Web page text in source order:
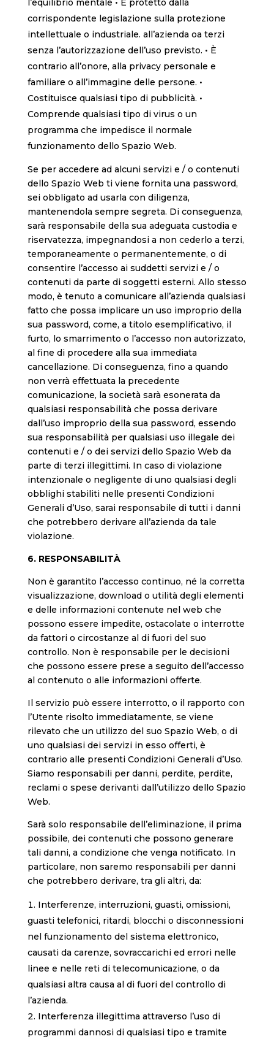
l’equilibrio mentale • È protetto dalla
corrispondente legislazione sulla protezione
intellettuale o industriale. all’azienda oa terzi
senza l’autorizzazione dell’uso previsto. • È
contrario all’onore, alla privacy personale e
familiare o all’immagine delle persone. •
Costituisce qualsiasi tipo di pubblicità. •
Comprende qualsiasi tipo di virus o un
programma che impedisce il normale
funzionamento dello Spazio Web.
Se per accedere ad alcuni servizi e / o contenuti
dello Spazio Web ti viene fornita una password,
sei obbligato ad usarla con diligenza,
mantenendola sempre segreta. Di conseguenza,
sarà responsabile della sua adeguata custodia e
riservatezza, impegnandosi a non cederlo a terzi,
temporaneamente o permanentemente, o di
consentire l’accesso ai suddetti servizi e / o
contenuti da parte di soggetti esterni. Allo stesso
modo, è tenuto a comunicare all’azienda qualsiasi
fatto che possa implicare un uso improprio della
sua password, come, a titolo esemplificativo, il
furto, lo smarrimento o l’accesso non autorizzato,
al fine di procedere alla sua immediata
cancellazione. Di conseguenza, fino a quando
non verrà effettuata la precedente
comunicazione, la società sarà esonerata da
qualsiasi responsabilità che possa derivare
dall’uso improprio della sua password, essendo
sua responsabilità per qualsiasi uso illegale dei
contenuti e / o dei servizi dello Spazio Web da
parte di terzi illegittimi. In caso di violazione
intenzionale o negligente di uno qualsiasi degli
obblighi stabiliti nelle presenti Condizioni
Generali d’Uso, sarai responsabile di tutti i danni
che potrebbero derivare all’azienda da tale
violazione.
6. RESPONSABILITÀ
Non è garantito l’accesso continuo, né la corretta
visualizzazione, download o utilità degli elementi
e delle informazioni contenute nel web che
possono essere impedite, ostacolate o interrotte
da fattori o circostanze al di fuori del suo
controllo. Non è responsabile per le decisioni
che possono essere prese a seguito dell’accesso
al contenuto o alle informazioni offerte.
Il servizio può essere interrotto, o il rapporto con
l’Utente risolto immediatamente, se viene
rilevato che un utilizzo del suo Spazio Web, o di
uno qualsiasi dei servizi in esso offerti, è
contrario alle presenti Condizioni Generali d’Uso.
Siamo responsabili per danni, perdite, perdite,
reclami o spese derivanti dall’utilizzo dello Spazio
Web.
Sarà solo responsabile dell’eliminazione, il prima
possibile, dei contenuti che possono generare
tali danni, a condizione che venga notificato. In
particolare, non saremo responsabili per danni
che potrebbero derivare, tra gli altri, da:
Interferenze, interruzioni, guasti, omissioni,
guasti telefonici, ritardi, blocchi o disconnessioni
nel funzionamento del sistema elettronico,
causati da carenze, sovraccarichi ed errori nelle
linee e nelle reti di telecomunicazione, o da
qualsiasi altra causa al di fuori del controllo di
l’azienda.
Interferenza illegittima attraverso l’uso di
programmi dannosi di qualsiasi tipo e tramite